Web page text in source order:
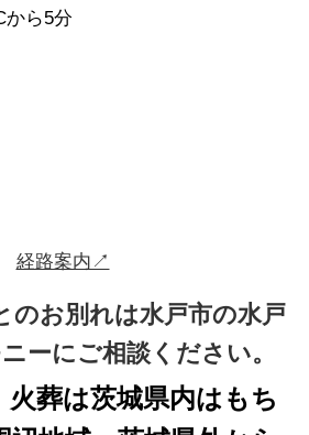
から5分
経路案内↗
のお別れは水戸市の水戸
ーにご相談ください。
葬は茨城県内はもち